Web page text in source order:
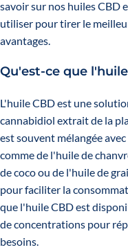
savoir sur nos huiles CBD
utiliser pour tirer le
avantages.
Qu'est-ce que
L'huile CBD est une
cannabidiol extrait de la
est souvent mélangée
comme de l'huile de
de coco ou de l'huile de
pour faciliter la
que l'huile CBD est
de concentrations pour
besoins.